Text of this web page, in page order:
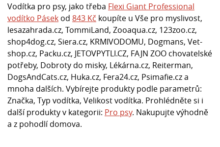
Vodítka pro psy, jako třeba Flexi Giant Professional
vodítko Pásek od 843 Kč koupíte u Vše pro myslivost,
lesazahrada.cz, TommiLand, Zooaqua.cz, 123zoo.cz,
shop4dog.cz, Siera.cz, KRMIVODOMU, Dogmans, Vet-
shop.cz, Packu.cz, JETOVPYTLI.CZ, FAJN ZOO chovatelské
potřeby, Dobroty do misky, Lékárna.cz, Reiterman,
DogsAndCats.cz, Huka.cz, Fera24.cz, Psimafie.cz a
mnoha dalších. Vybírejte produkty podle parametrů:
Značka, Typ vodítka, Velikost vodítka. Prohlédněte si i
další produkty v kategorii: Pro psy. Nakupujte výhodně
a z pohodlí domova.